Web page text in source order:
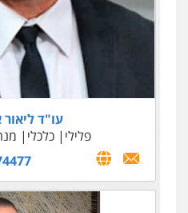
עו"ד
פלילי
כלכלי
עו"ד
כלכלי מיסים